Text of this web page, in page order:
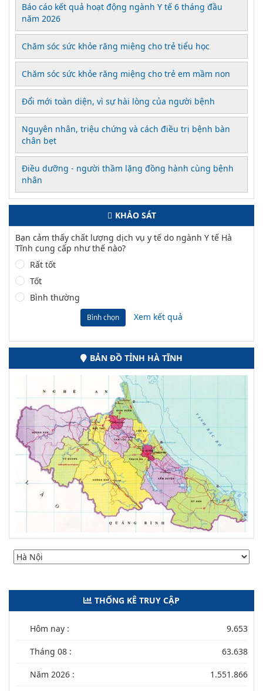
Báo cáo kết quả hoạt động ngành Y tế 6 tháng đầu
năm 2026
Chăm sóc sức khỏe răng miệng cho trẻ tiểu học
Chăm sóc sức khỏe răng miệng cho trẻ em mầm non
Đổi mới toàn diện, vì sự hài lòng của người bệnh
Nguyên nhân, triệu chứng và cách điều trị bệnh bàn
chân bẹt
Điều dưỡng - người thầm lặng đồng hành cùng bệnh
nhân
KHẢO SÁT
Bạn cảm thấy chất lượng dịch vụ y tế do ngành Y tế Hà
Tĩnh cung cấp như thế nào?
Rất tốt
Tốt
Bình thường
Bình chọn Xem kết quả
BẢN ĐỒ TỈNH HÀ TĨNH
THỐNG KÊ TRUY CẬP
Hôm nay : 9.653
Tháng 08 : 63.638
Năm 2026 : 1.551.866